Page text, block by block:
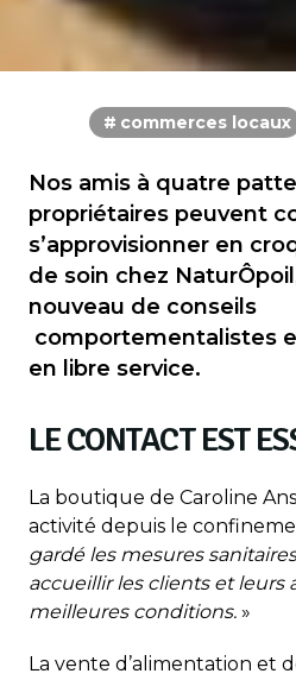
commerces locaux
Nos amis à quatre
propriétaires peuvent
s’approvisionner en
de soin chez
nouveau de conseils
comportementalistes
en libre service.
LE CONTACT EST
La boutique de Caroline
activité depuis le
gardé les mesures
accueillir les clients et leurs
meilleures conditions. »
La vente d’alimentation et